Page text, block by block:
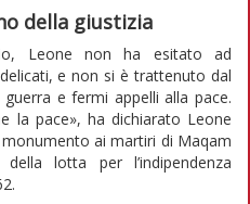
della giustizia
Leone non ha esitato ad
e non si è trattenuto dal
e fermi appelli alla pace.
la pace», ha dichiarato Leone
ai martiri di Maqam
lotta per l’indipendenza